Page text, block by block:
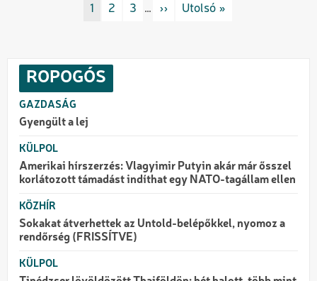
Rovat/cimke
1 Rovat/cimke
2 Rovat/cimke
3 … Következő oldal
›› Utolsó oldal
Utolsó »
ROPOGÓS
GAZDASÁG
Gyengült a lej
KÜLPOL
Amerikai hírszerzés: Vlagyimir Putyin akár már ősszel
korlátozott támadást indíthat egy NATO-tagállam ellen
KÖZHÍR
Sokakat átverhettek az Untold-belépőkkel, nyomoz a
rendőrség (FRISSÍTVE)
KÜLPOL